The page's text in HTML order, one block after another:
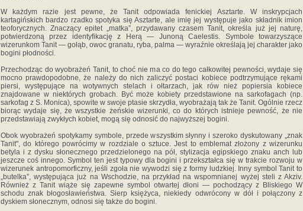
W każdym razie jest pewne, że Tanit odpowiada fenickiej Asztarte. W inskrypcjach
kartagińskich bardzo rzadko spotyka się Asztarte, ale imię jej występuje jako składnik imion
teoforycznych. Znaczący epitet „matka”, przydawany czasem Tanit, określa już jej naturę,
potwierdzoną przez identyfikację z Herą — Junoną Caelestis. Symbole towarzyszące
wizerunkom Ta­nit — gołąb, owoc granatu, ryba, palma — wyraźnie określają jej charakter jako
bogini płodności.
Przechodząc do wyobrażeń Tanit, to choć nie ma co do tego całkowitej pewności, wydaje się
mocno prawdopodobne, że na­leży do nich zaliczyć postaci kobiece podtrzymujące rękami
piersi, występujące na wotywnych stelach i ołtarzach, jak rów ­nież popiersia kobiece
znajdowane w niektórych grobach. Być może kobiety przedstawione na sarkofagach (np.
sarkofag z S. Monica), spowite w swoje ptasie skrzydła, wyobrażają tak ­że Tanit. Ogólnie rzecz
biorąc wydaje się, że wszystkie żeńskie wizerunki, co do których istnieje pewność, że nie
przedstawiają zwykłych kobiet, mogą się odnosić do najwyższej bogini.
Obok wyobrażeń spotykamy symbole, przede wszystkim słyn­ny i szeroko dyskutowany „znak
Tanit", do którego powrócimy w rozdziale o sztuce. Jest to emblemat złożony z wizerunku
betyla i z dysku słonecznego przedzielonego na pół, stylizacja egipskiego znaku anch lub
jeszcze coś innego. Symbol ten jest typowy dla bogini i przekształca się w trakcie rozwoju w
wize­runek antropomorficzny, jeśli zgoła nie wywodzi się z formy ludzkiej. Inny symbol Tanit to
„butelka”, występująca już na Wschodzie, na przykład na wspomnianej wyżej steli z Akziv.
Również z Tanit wiąże się zapewne symbol otwartej dłoni — pochodzący z Bliskiego W
schodu znak błogosławieństwa. Sierp księżyca, niekiedy odwrócony w dół i połączony z
dyskiem sło­necznym, odnosi się także do bogini.